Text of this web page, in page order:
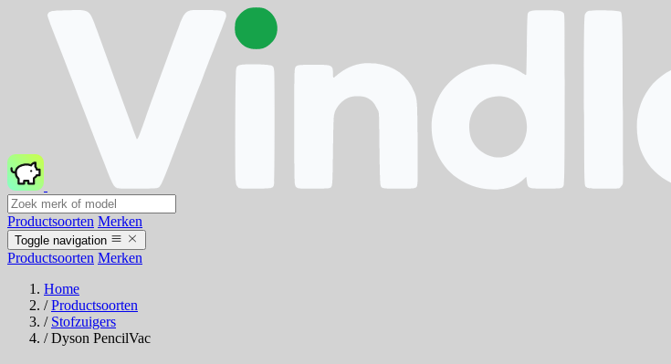
Productsoorten Merken
Toggle navigation
Productsoorten Merken
Home
/ Productsoorten
/ Stofzuigers
/ Dyson PencilVac